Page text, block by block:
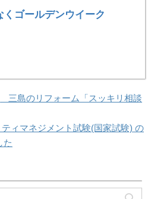
くゴールデンウイーク
三島のリフォーム「スッキリ相談
ィマネジメント試験(国家試験) の
た